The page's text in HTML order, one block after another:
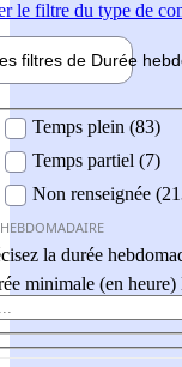
le filtre du type de
filtres de Durée
Temps plein (83)
Temps partiel (7)
Non renseignée
la durée
minimale (en heure)